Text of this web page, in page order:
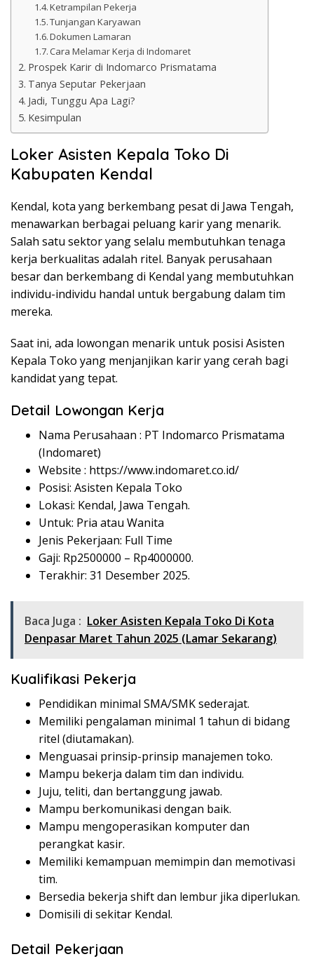
Ketrampilan Pekerja
Tunjangan Karyawan
Dokumen Lamaran
Cara Melamar Kerja di Indomaret
Prospek Karir di Indomarco Prismatama
Tanya Seputar Pekerjaan
Jadi, Tunggu Apa Lagi?
Kesimpulan
Loker Asisten Kepala Toko Di
Kabupaten Kendal
Kendal, kota yang berkembang pesat di Jawa Tengah,
menawarkan berbagai peluang karir yang menarik.
Salah satu sektor yang selalu membutuhkan tenaga
kerja berkualitas adalah ritel. Banyak perusahaan
besar dan berkembang di Kendal yang membutuhkan
individu-individu handal untuk bergabung dalam tim
mereka.
Saat ini, ada lowongan menarik untuk posisi Asisten
Kepala Toko yang menjanjikan karir yang cerah bagi
kandidat yang tepat.
Detail Lowongan Kerja
Nama Perusahaan : PT Indomarco Prismatama
(Indomaret)
Website : https://www.indomaret.co.id/
Posisi: Asisten Kepala Toko
Lokasi: Kendal, Jawa Tengah.
Untuk: Pria atau Wanita
Jenis Pekerjaan: Full Time
Gaji: Rp2500000 – Rp4000000.
Terakhir: 31 Desember 2025.
Baca Juga : Loker Asisten Kepala Toko Di Kota
Denpasar Maret Tahun 2025 (Lamar Sekarang)
Kualifikasi Pekerja
Pendidikan minimal SMA/SMK sederajat.
Memiliki pengalaman minimal 1 tahun di bidang
ritel (diutamakan).
Menguasai prinsip-prinsip manajemen toko.
Mampu bekerja dalam tim dan individu.
Juju, teliti, dan bertanggung jawab.
Mampu berkomunikasi dengan baik.
Mampu mengoperasikan komputer dan
perangkat kasir.
Memiliki kemampuan memimpin dan memotivasi
tim.
Bersedia bekerja shift dan lembur jika diperlukan.
Domisili di sekitar Kendal.
Detail Pekerjaan